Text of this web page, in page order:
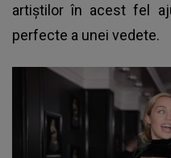
artiștilor în acest fel
perfecte a unei vedete.